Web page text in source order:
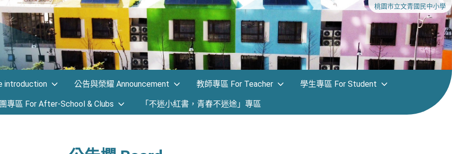
桃園市立文青國民中小學
introduction 公告與榮耀 Announcement 教師專區 For Teacher 學生專區 For Student
專區 For After-School & Clubs 「不迷小紅書，青春不迷途」專區